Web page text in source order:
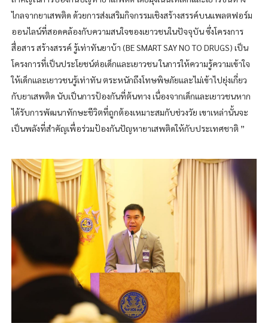
ไกลจากยาเสพติด ด้วยการส่งเสริมกิจกรรมเชิงสร้างสรรค์บนแพลตฟอร์ม
ออนไลน์ที่สอดคล้องกับความสนใจของเยาวชนในปัจจุบัน ซึ่งโครงการ
สื่อสาร สร้างสรรค์ รู้เท่าทันยาบ้า (BE SMART SAY NO TO DRUGS) เป็น
โครงการที่เป็นประโยชน์ต่อเด็กและเยาวชน ในการให้ความรู้ความเข้าใจ
ให้เด็กและเยาวชนรู้เท่าทัน ตระหนักถึงโทษพิษภัยและไม่เข้าไปยุ่งเกี่ยว
กับยาเสพติด นับเป็นการป้องกันที่ต้นทาง เนื่องจากเด็กและเยาวชนหาก
ได้รับการพัฒนาทักษะชีวิตที่ถูกต้องเหมาะสมกับช่วงวัย เขาเหล่านั้นจะ
เป็นพลังที่สำคัญเพื่อร่วมป้องกันปัญหายาเสพติดให้กับประเทศชาติ ”